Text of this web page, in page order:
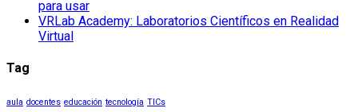
para usar
VRLab Academy: Laboratorios Científicos en Realidad
Virtual
Tag
aula docentes educación tecnología TICs